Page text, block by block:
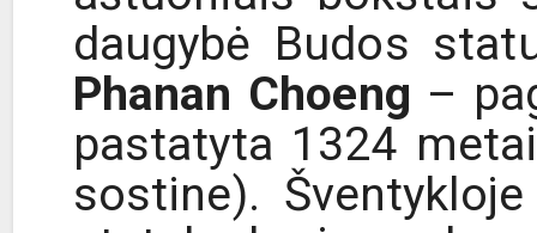
daugybė Budos
Phanan Choeng –
pastatyta 1324
sostine).